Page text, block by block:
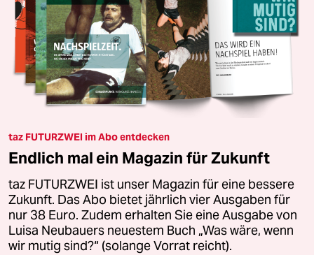
taz FUTURZWEI im Abo entdecken
Endlich mal ein Magazin für Zukunft
taz FUTURZWEI ist unser Magazin für eine bessere
Zukunft. Das Abo bietet jährlich vier Ausgaben für
nur 38 Euro. Zudem erhalten Sie eine Ausgabe von
Luisa Neubauers neuestem Buch „Was wäre, wenn
wir mutig sind?“ (solange Vorrat reicht).